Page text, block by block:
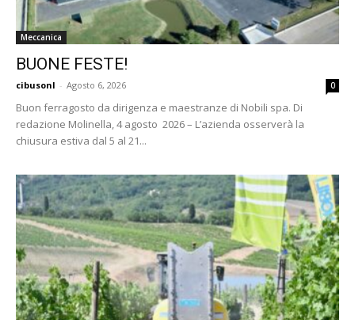
Meccanica
BUONE FESTE!
cibusonl - Agosto 6, 2026 0
Buon ferragosto da dirigenza e maestranze di Nobili spa. Di
redazione Molinella, 4 agosto 2026 – L’azienda osserverà la
chiusura estiva dal 5 al 21...